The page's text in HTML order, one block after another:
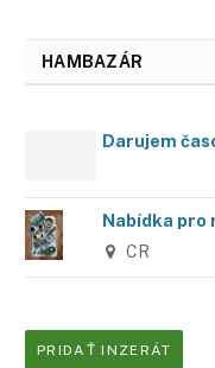
HAMBAZÁR
Darujem
Nabídka
CR
PRIDAŤ INZERÁT